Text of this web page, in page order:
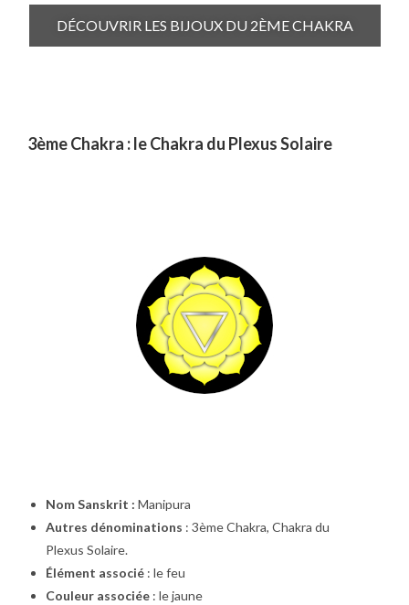
DÉCOUVRIR LES BIJOUX DU 2ÈME CHAKRA
3ème Chakra : le Chakra du Plexus Solaire
Nom Sanskrit : Manipura
Autres dénominations : 3ème Chakra, Chakra du
Plexus Solaire.
Élément associé : le feu
Couleur associée : le jaune